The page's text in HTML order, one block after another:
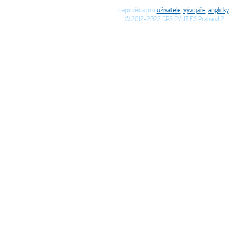
nápověda pro uživatele vývojáře anglicky,
,© 2012-2022 CPS ČVUT FS Praha v1.2